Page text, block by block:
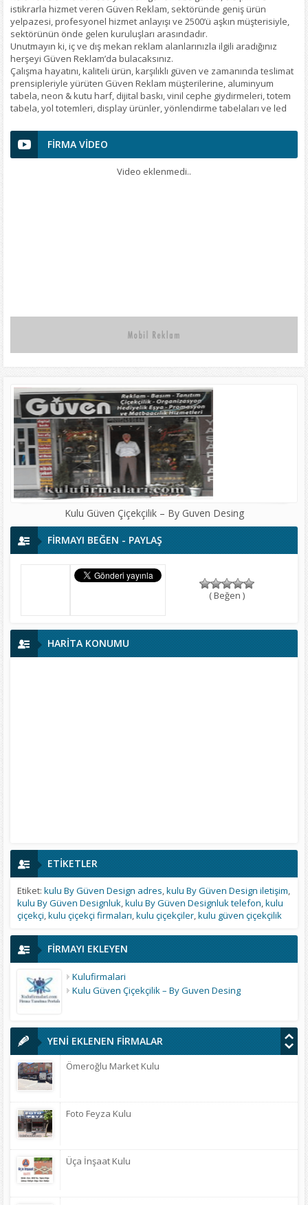
istikrarla hizmet veren Güven Reklam, sektöründe geniş ürün
yelpazesi, profesyonel hizmet anlayışı ve 2500’ü aşkın müşterisiyle,
sektörünün önde gelen kuruluşları arasındadır.
Unutmayın ki, iç ve dış mekan reklam alanlarınızla ilgili aradığınız
herşeyi Güven Reklam’da bulacaksınız.
Çalışma hayatını, kaliteli ürün, karşılıklı güven ve zamanında teslimat
prensipleriyle yürüten Güven Reklam müşterilerine, aluminyum
tabela, neon & kutu harf, dijital baskı, vinil cephe giydirmeleri, totem
tabela, yol totemleri, display ürünler, yönlendirme tabelaları ve led
7/24 Bizi Cep Telefonuyla aramanız doğrultusunda durumunuza
göre istediğiniz vakitte gelip sizlere hizmet verebiliriz..
Hizmetlerimiz
FİRMA VİDEO
Video eklenmedi..
Kulu Güven Çiçekçilik – By Guven Desing
FİRMAYI BEĞEN - PAYLAŞ
( Beğen )
HARİTA KONUMU
ETİKETLER
Etiket: kulu By Güven Design adres,kulu By Güven Design iletişim,
kulu By Güven Designluk,kulu By Güven Designluk telefon,kulu
çiçekçi,kulu çiçekçi firmaları,kulu çiçekçiler,kulu güven çiçekçilik
FİRMAYI EKLEYEN
Kulufirmalari
Kulu Güven Çiçekçilik – By Guven Desing
YENİ EKLENEN FİRMALAR
Ömeroğlu Market Kulu
Foto Feyza Kulu
Üça İnşaat Kulu